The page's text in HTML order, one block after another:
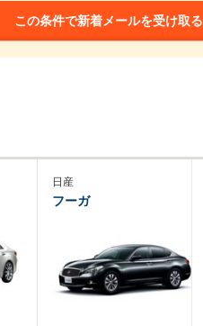
この条件で新着メールを受け取る
日産
フーガ